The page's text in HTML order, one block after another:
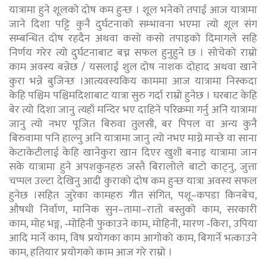
यात्रामा हुने शूलको दोष कम हुन्छ । शूल भनेको तपाई आज यात्रामा
जाने दिशा पट्टि कुनै दुर्घटनाको सम्भावना भएमा त्यो शूल संग
सम्बन्धित दोष रहदैन अथवा कसो कसो तपाइको दिमागले सहि
निर्णय गरेर त्यो दुर्घटनाबाट बच्न सफल हुनुहुने छ । सोचेको राम्रो
काम अवस्य बन्नेछ / यसलाई शुल दोष नाशक दोहाद अथवा खाने
कुरा भन्ने बुजिन्छ ।आत्यवस्यकिय काममा आज यात्रामा निस्कदा
केहि पश्चिम पश्चिमदिशाबाट यात्रा सुरु गर्दा राम्रो हुनेछ । घरबाट केहि
बेर त्यो दिशा जानु त्यहाँ मन्दिर भए दाहिने परिक्रमा गर्नु अनि यात्रामा
जानु त्यो नभए पूजित बिरुवा तुलसी, बर पिपल वा अन्य कुनै
बिरुवामा पनि हाल्नु अनि यात्रामा जानु त्यो नभए माग्ने मान्छे वा साना
केटाकेटीलाई केहि खानेकुरा खान दिएर खुशी बनाइ यात्रामा जान
सके यात्रामा हुने अपशकुनहरु जस्तै बिरालोले बाटो काट्नु, जुत्ता
चप्पल उल्टा देखिनु आदी कुराको दोष कम हुन्छ यात्रा अवस्य सफल
हुनेछ ।सहित जुरेका कामहरु गीत संगित, पशू–कपडा किनबेच,
औषधी निर्वाण, मानिक सुन–तामा–रातो बस्तुको काम, सरकारी
काम, मोह भङ्ग, ‐मोहिनी फुकाउने काम, मोहिनी, मारण ‐किरा, उपिया
आदि मार्ने काम, विष प्रयोगका काम आगोको काम, बिगार्ने भत्काउने
काम, हतियार प्रयोगको काम आज गरे राम्रो ।